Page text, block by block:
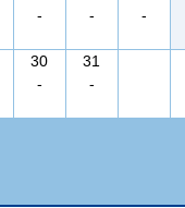
-
-
-
30
-
31
-